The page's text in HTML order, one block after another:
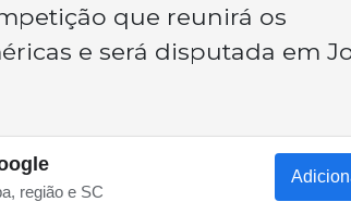
que reunirá os
e será disputada em
região e SC